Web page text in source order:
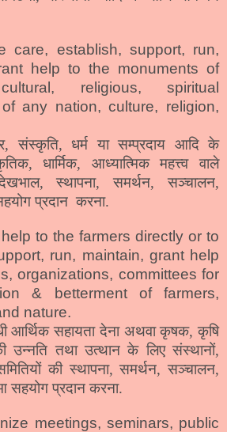
care, establish, support, run,
help to the monuments of
religious, spiritual
any nation, culture, religion,
संस्कृति, धर्म या सम्प्रदाय आदि के
धार्मिक, आध्यात्मिक महत्त्व वाले
स्थापना, समर्थन, सञ्चालन,
प्रदान करना.
to the farmers directly or to
run, maintain, grant help
organizations, committees for
& betterment of farmers,
nature.
आर्थिक सहायता देना अथवा कृषक, कृषि
उन्नति तथा उत्थान के लिए संस्थानों,
की स्थापना, समर्थन, सञ्चालन,
सहयोग प्रदान करना.
meetings, seminars, public